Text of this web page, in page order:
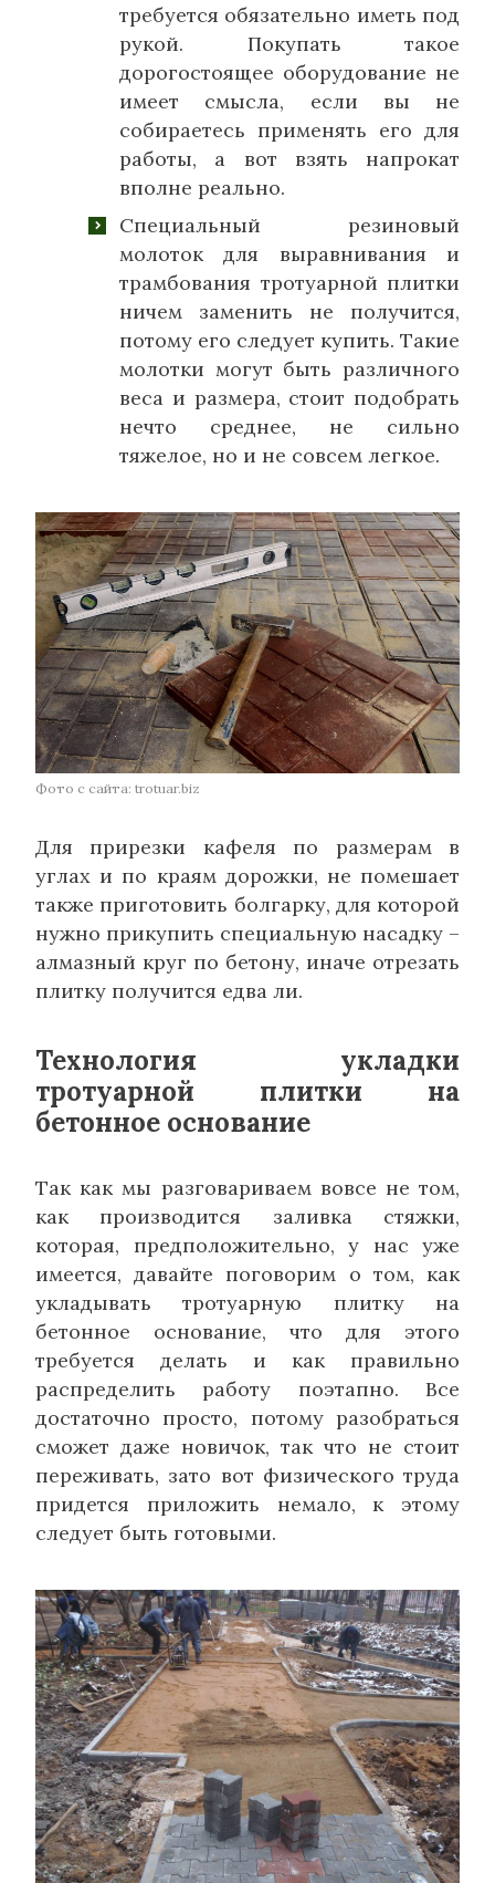
требуется обязательно иметь под
рукой. Покупать такое
дорогостоящее оборудование не
имеет смысла, если вы не
собираетесь применять его для
работы, а вот взять напрокат
вполне реально.
Специальный резиновый
молоток для выравнивания и
трамбования тротуарной плитки
ничем заменить не получится,
потому его следует купить. Такие
молотки могут быть различного
веса и размера, стоит подобрать
нечто среднее, не сильно
тяжелое, но и не совсем легкое.
Фото с сайта: trotuar.biz
Для прирезки кафеля по размерам в
углах и по краям дорожки, не помешает
также приготовить болгарку, для которой
нужно прикупить специальную насадку –
алмазный круг по бетону, иначе отрезать
плитку получится едва ли.
Технология укладки
тротуарной плитки на
бетонное основание
Так как мы разговариваем вовсе не том,
как производится заливка стяжки,
которая, предположительно, у нас уже
имеется, давайте поговорим о том, как
укладывать тротуарную плитку на
бетонное основание, что для этого
требуется делать и как правильно
распределить работу поэтапно. Все
достаточно просто, потому разобраться
сможет даже новичок, так что не стоит
переживать, зато вот физического труда
придется приложить немало, к этому
следует быть готовыми.